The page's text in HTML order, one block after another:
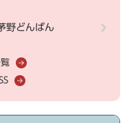
野どんばん